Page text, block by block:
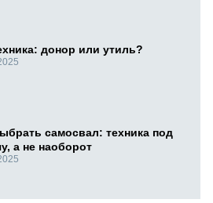
донор или утиль?
самосвал: техника под
а не наоборот